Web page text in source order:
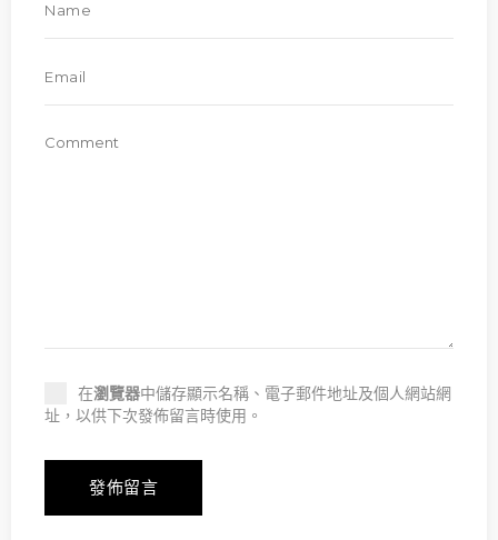
在瀏覽器中儲存顯示名稱、電子郵件地址及個人網站網
址，以供下次發佈留言時使用。